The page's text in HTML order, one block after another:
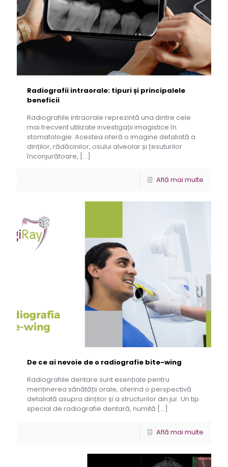
Radiografii intraorale: tipuri și principalele
beneficii
Radiografiile intraorale reprezintă una dintre cele
mai frecvent utilizate investigații imagistice în
stomatologie. Acestea oferă o imagine detaliată a
dinților, rădăcinilor, osului alveolar și țesuturilor
înconjurătoare, […]
Află mai multe
De ce ai nevoie de o radiografie bite-wing
Radiografiile dentare sunt esențiale pentru
menținerea sănătății orale, oferind o perspectivă
detaliată asupra dinților și a structurilor din jur. Un tip
special de radiografie dentară, numită […]
Află mai multe